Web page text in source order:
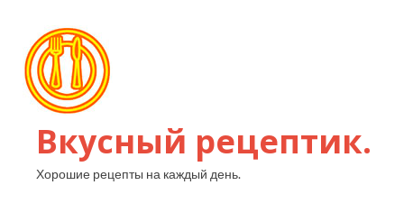
Вкусный рецептик.
Хорошие рецепты на каждый день.